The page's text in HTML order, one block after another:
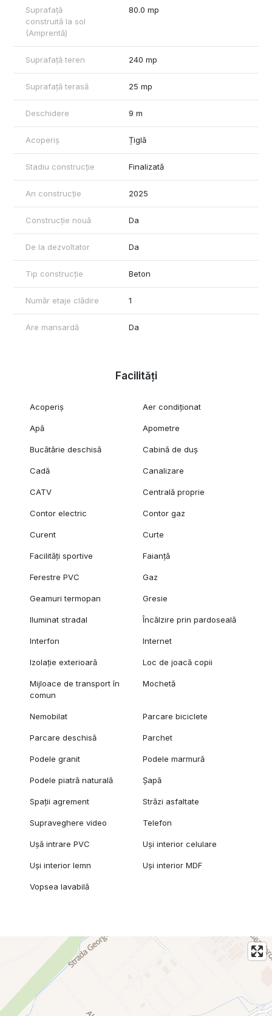
Suprafață
construită la sol
(Amprentă)
80.0 mp
Suprafață teren 240 mp
Suprafață terasă 25 mp
Deschidere 9 m
Acoperiș Țiglă
Stadiu construcție Finalizată
An construcție 2025
Construcție nouă Da
De la dezvoltator Da
Tip construcție Beton
Număr etaje clădire 1
Are mansardă Da
Facilități
Acoperiș Aer condiționat
Apă Apometre
Bucătărie deschisă Cabină de duș
Cadă Canalizare
CATV Centrală proprie
Contor electric Contor gaz
Curent Curte
Facilități sportive Faianță
Ferestre PVC Gaz
Geamuri termopan Gresie
Iluminat stradal Încălzire prin pardoseală
Interfon Internet
Izolație exterioară Loc de joacă copii
Mijloace de transport în
comun
Mochetă
Nemobilat Parcare biciclete
Parcare deschisă Parchet
Podele granit Podele marmură
Podele piatră naturală Șapă
Spații agrement Străzi asfaltate
Supraveghere video Telefon
Ușă intrare PVC Uși interior celulare
Uși interior lemn Uși interior MDF
Vopsea lavabilă